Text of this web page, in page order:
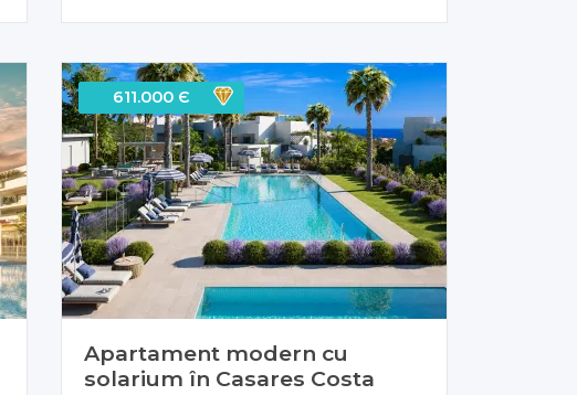
611.000 Є
Apartament modern cu
solarium în Casares Costa